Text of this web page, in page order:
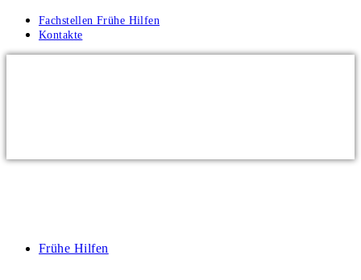
Fachstellen Frühe Hilfen
Kontakte
Frühe Hilfen